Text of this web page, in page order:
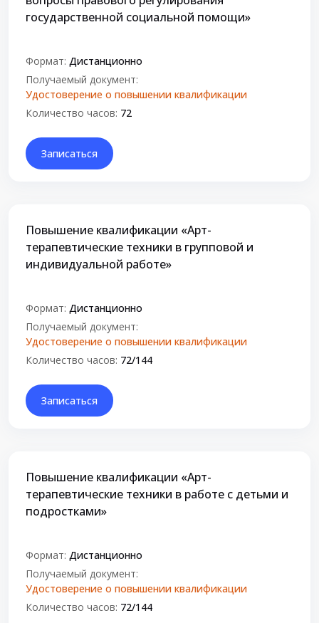
государственной социальной помощи»
Формат: Дистанционно
Получаемый документ:
Удостоверение о повышении квалификации
Количество часов: 72
Записаться
Повышение квалификации «Арт-
терапевтические техники в групповой и
индивидуальной работе»
Формат: Дистанционно
Получаемый документ:
Удостоверение о повышении квалификации
Количество часов: 72/144
Записаться
Повышение квалификации «Арт-
терапевтические техники в работе с детьми и
подростками»
Формат: Дистанционно
Получаемый документ:
Удостоверение о повышении квалификации
Количество часов: 72/144